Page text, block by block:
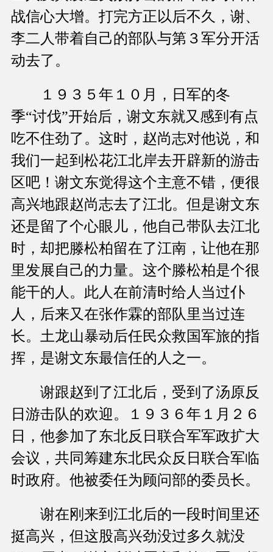
战信心大增。打完方正以后不久，谢、
李二人带着自己的部队与第３军分开活
动去了。
１９３５年１０月，日军的冬
季“讨伐”开始后，谢文东就又感到有点
吃不住劲了。这时，赵尚志对他说，和
我们一起到松花江北岸去开辟新的游击
区吧！谢文东觉得这个主意不错，便很
高兴地跟赵尚志去了江北。但是谢文东
还是留了个心眼儿，他自己带队去江北
时，却把滕松柏留在了江南，让他在那
里发展自己的力量。这个滕松柏是个很
能干的人。此人在前清时给人当过仆
人，后来又在张作霖的部队里当过连
长。土龙山暴动后任民众救国军旅的指
挥，是谢文东最信任的人之一。
谢跟赵到了江北后，受到了汤原反
日游击队的欢迎。１９３６年１月２６
日，他参加了东北反日联合军军政扩大
会议，共同筹建东北民众反日联合军临
时政府。他被委任为顾问部的委员长。
谢在刚来到江北后的一段时间里还
挺高兴，但这股高兴劲没过多久就没